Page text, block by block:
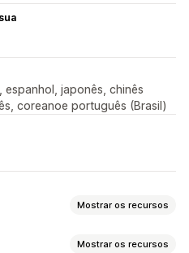
espanhol, japonês, chinês
coreanoe português (Brasil)
Mostrar os recursos
Mostrar os recursos